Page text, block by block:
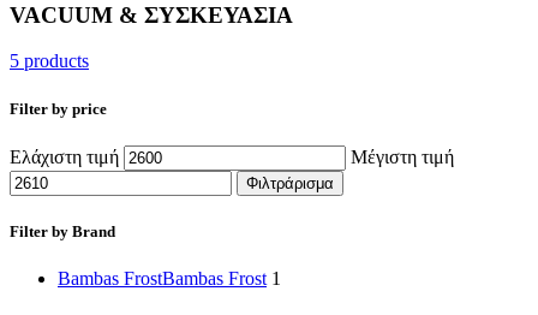
VACUUM & ΣΥΣΚΕΥΑΣΙΑ
5 products
Filter by price
Ελάχιστη τιμή Μέγιστη τιμή
Φιλτράρισμα
Filter by Brand
Bambas FrostBambas Frost 1